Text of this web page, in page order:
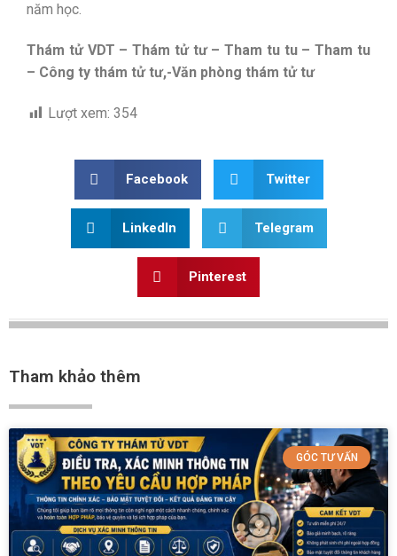
năm học.
Thám tử VDT – Thám tử tư – Tham tu tu – Tham tu
– Công ty thám tử tư,-Văn phòng thám tử tư
Lượt xem: 354
Facebook Twitter
LinkedIn Telegram
Pinterest
Tham khảo thêm
GÓC TƯ VẤN